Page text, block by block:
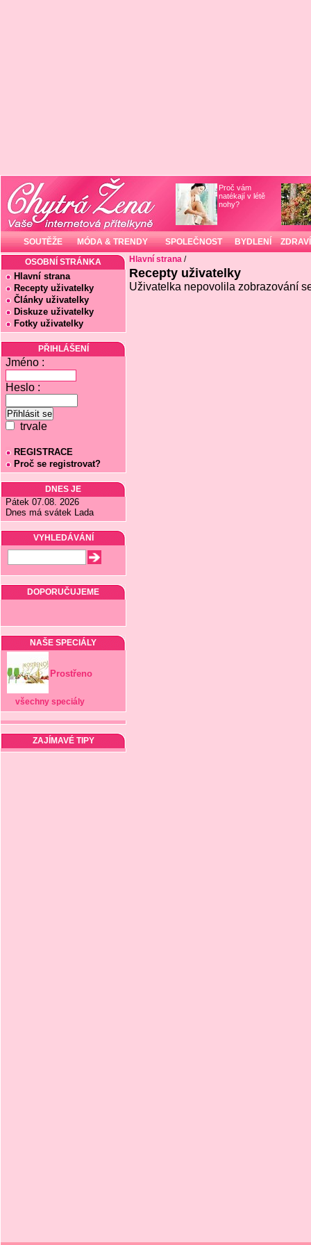
Proč vám
natékají v létě
nohy?
SOUTĚŽE MÓDA & TRENDY SPOLEČNOST BYDLENÍ ZDRAVÍ
OSOBNÍ STRÁNKA
Hlavní strana
Recepty uživatelky
Články uživatelky
Diskuze uživatelky
Fotky uživatelky
PŘIHLÁŠENÍ
Jméno :
Heslo :
trvale
REGISTRACE
Proč se registrovat?
DNES JE
Pátek 07.08. 2026
Dnes má svátek Lada
VYHLEDÁVÁNÍ
DOPORUČUJEME
NAŠE SPECIÁLY
Prostřeno
všechny speciály
ZAJÍMAVÉ TIPY
Hlavní strana /
Recepty uživatelky
Uživatelka nepovolila zobrazování